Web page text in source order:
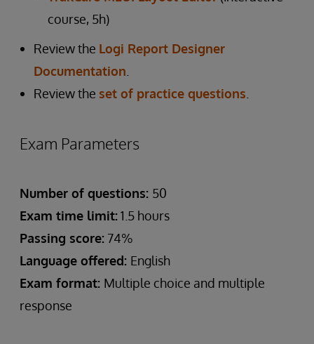
course, 5h)
Review the Logi Report Designer
Documentation
Review the set of practice questions
Exam Parameters
Number of questions: 50
Exam time limit:1.5 hours
Passing score: 74%
Language offered: English
Exam format: Multiple choice and multiple
response